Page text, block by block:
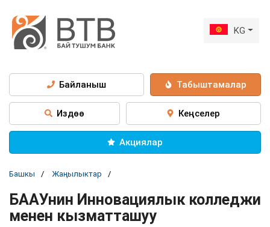
KG
Байланыш Табыштамалар
Издөө Кеңселер
Акциялар
Башкы Жаңылыктар
БААУнин Инновациялык колледжи
менен кызматташуу